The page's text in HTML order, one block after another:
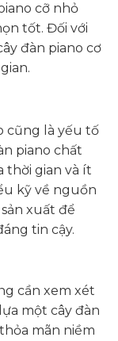
cỡ nhỏ
tốt. Đối với
đàn piano cơ
cũng là yếu tố
piano chất
thời gian và ít
kỹ về nguồn
xuất để
tin cậy.
cần xem xét
một cây đàn
mãn niềm